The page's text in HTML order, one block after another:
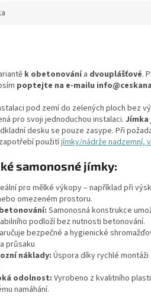
k obetonovánía dvouplášťové.
poptejte na e-mailu
pod zemí do zelených ploch bez
pro svoji jednoduchou instalaci.
desku se pouze zasype. Při
použitíjímky/nádrže nadzemní,
samonosné jímky:
pro mělké výkopy – například při
omezeném prostoru.
Samonosná konstrukce
podloží bez nutnosti betonování.
bezpečné a hygienické
průsaku
náklady: Úspora díky rychlé montáži
odolnost: Vyrobeno z kvalitního
namáhání.